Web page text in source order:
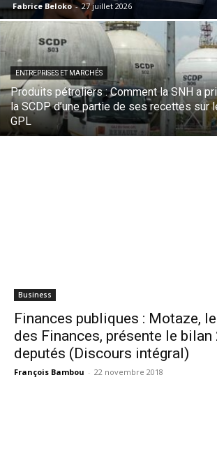
Fabrice Beloko - 27 juillet 2026
ENTREPRISES ET MARCHÉS
Produits pétroliers : Comment la SNH a
la SCDP d’une partie de ses recettes sur
GPL
Business
Finances publiques : Motaze,
des Finances, présente le bilan
deputés (Discours intégral)
François Bambou - 22 novembre 2018